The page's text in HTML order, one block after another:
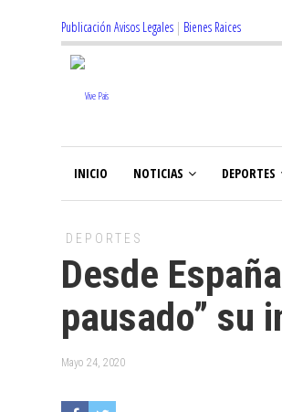
Publicación Avisos Legales | Bienes Raices
INICIO NOTICIAS DEPORTES
DEPORTES
Desde
pausado” su
Mayo 24, 2020